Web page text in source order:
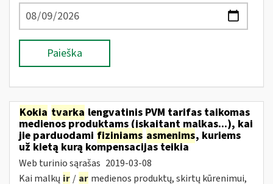
Paieška
Kokia tvarka lengvatinis PVM tarifas taikomas
medienos produktams (įskaitant malkas...), kai
jie parduodami fiziniams asmenims, kuriems
už kietą kurą kompensacijas teikia
Web turinio sąrašas 2019-03-08
Kai malkų ir / ar medienos produktų, skirtų kūrenimui,